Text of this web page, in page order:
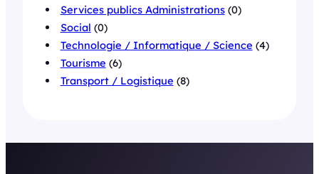
Services publics Administrations(0)
Social (0)
Technologie / Informatique / Science (4)
Tourisme (6)
Transport / Logistique (8)